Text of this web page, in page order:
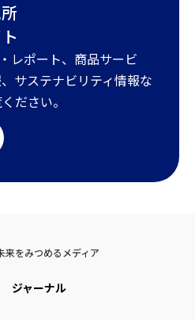
レポート、商品サービ
サステナビリティ情報な
ださい。
来をみつめるメディア
ジャーナル